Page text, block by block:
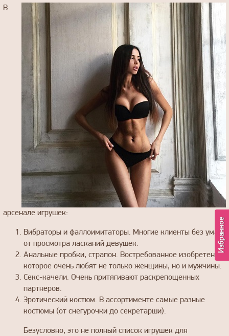
В
арсенале игрушек:
Вибраторы и фаллоимитаторы. Многие клиенты без ума
от просмотра ласканий девушек.
Анальные пробки, страпон. Востребованное изобретение,
которое очень любят не только женщины, но и мужчины.
Секс-качели. Очень притягивают раскрепощенных
партнеров.
Эротический костюм. В ассортименте самые разные
костюмы (от снегурочки до секретарши).
Безусловно, это не полный список игрушек для
Избранное